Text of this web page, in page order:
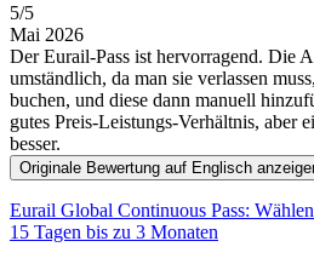
5/5
Mai 2026
Der Eurail-Pass ist hervorragend. Die
umständlich, da man sie verlassen
buchen, und diese dann manuell
gutes Preis-Leistungs-Verhältnis, aber
besser.
Originale Bewertung auf Englisch
Eurail Global Continuous Pass:
15 Tagen bis zu 3 Monaten